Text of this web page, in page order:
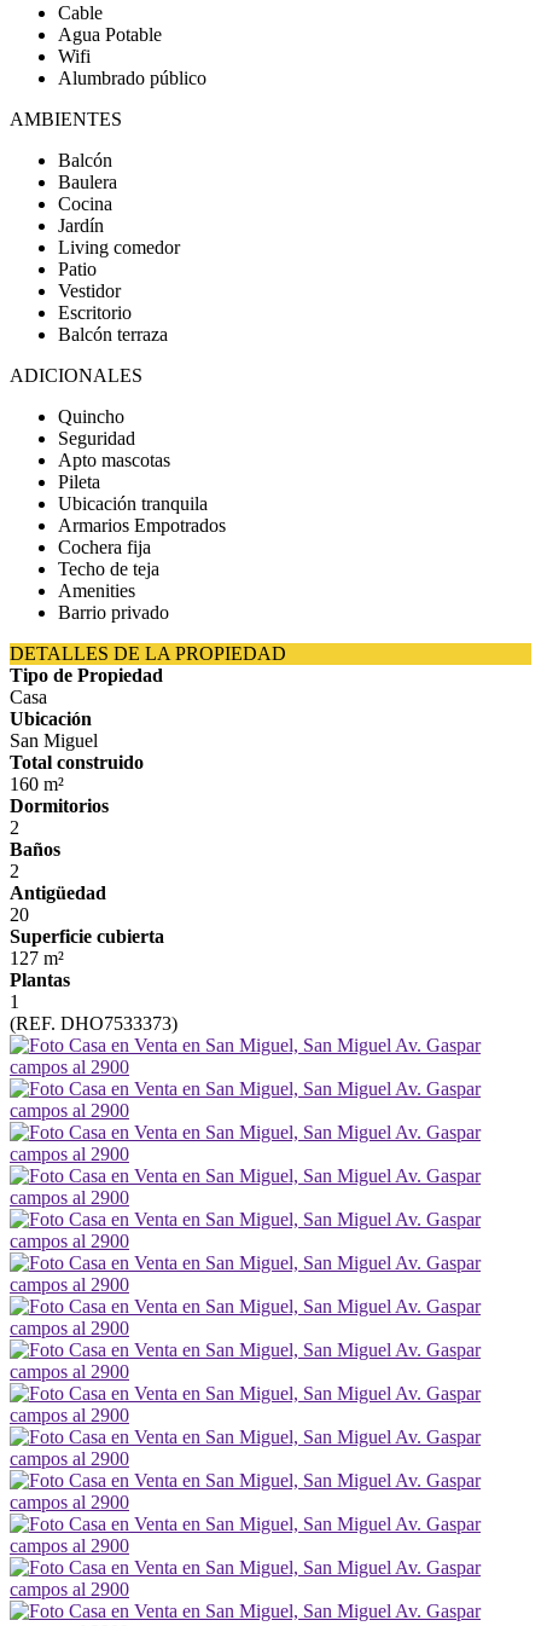
Cable
Agua Potable
Wifi
Alumbrado público
AMBIENTES
Balcón
Baulera
Cocina
Jardín
Living comedor
Patio
Vestidor
Escritorio
Balcón terraza
ADICIONALES
Quincho
Seguridad
Apto mascotas
Pileta
Ubicación tranquila
Armarios Empotrados
Cochera fija
Techo de teja
Amenities
Barrio privado
DETALLES DE LA PROPIEDAD
Tipo de Propiedad
Casa
Ubicación
San Miguel
Total construido
160 m²
Dormitorios
2
Baños
2
Antigüedad
20
Superficie cubierta
127 m²
Plantas
1
(REF. DHO7533373)